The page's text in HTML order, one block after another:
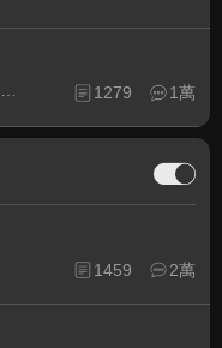
對於論壇如果有什麼問題反映或是建議, 竭誠歡迎在這裡盡情發表 1279 1萬
1459 2萬